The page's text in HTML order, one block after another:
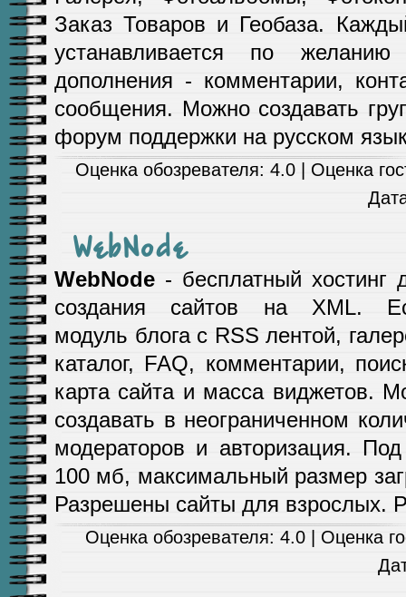
Заказ Товаров и Геобаза.
устанавливается по
дополнения - комментарии,
сообщения. Можно создавать
форум поддержки на русском
Оценка обозревателя: 4.0 | Оценка
WebNode
WebNode - бесплатный хостинг
создания сайтов на XML.
модуль блога с RSS лентой,
каталог, FAQ, комментарии,
карта сайта и масса виджетов.
создавать в неограниченном
модераторов и авторизация.
100 мб, максимальный размер
Разрешены сайты для взрослых.
Оценка обозревателя: 4.0 | Оценка